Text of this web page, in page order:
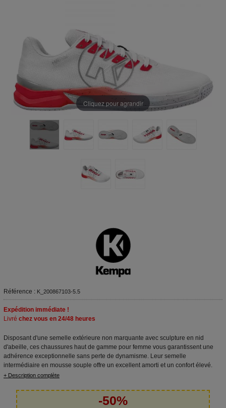
Cliquez pour agrandir
Référence : K_200867103-5.5
Expédition immédiate !
Livré chez vous en 24/48 heures
Disposant d'une semelle extérieure non marquante avec sculpture en nid
d'abeille, ces chaussures haut de gamme pour femme vous garantissent une
adhérence exceptionnelle sans perte de dynamisme. Leur semelle
intermédiaire en mousse souple offre un excellent amorti et un confort élevé.
+ Description complète
-50%